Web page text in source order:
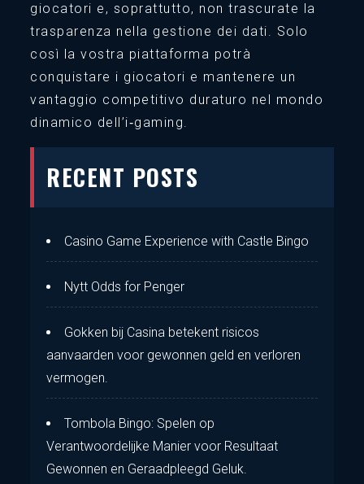
giocatori e, soprattutto, non trascurate la
trasparenza nella gestione dei dati. Solo
così la vostra piattaforma potrà
conquistare i giocatori e mantenere un
vantaggio competitivo duraturo nel mondo
dinamico dell’i‑gaming.
RECENT POSTS
Casino Game Experience with Castle Bingo
Nytt Odds for Penger
Gokken bij Casina betekent risicos
aanvaarden voor gewonnen geld en verloren
vermogen.
Tombola Bingo: Spelen op
Verantwoordelijke Manier voor Resultaat
Gewonnen en Geraadpleegd Geluk.